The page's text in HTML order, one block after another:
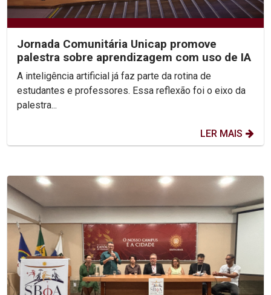
Jornada Comunitária Unicap promove
palestra sobre aprendizagem com uso de IA
A inteligência artificial já faz parte da rotina de
estudantes e professores. Essa reflexão foi o eixo da
palestra...
LER MAIS